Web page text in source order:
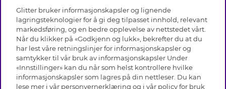
INFO
Vilkår
Personvern
Cookies
Medlemsvilkår
Jobb hos Glitter
OM GLITTER
Black Friday
Våre butikker
Varemerker
HJELP
Vanlige spørsmål
Glitter bruker informasjonskapsler og lignende
lagringsteknologier for å gi deg tilpasset innhold, relevant
markedsføring, og en bedre opplevelse av nettstedet vårt.
Når du klikker på «Godkjenn og lukk», bekrefter du at du
har lest våre retningslinjer for informasjonskapsler og
samtykker til vår bruk av informasjonskapsler Under
«Innstillinger» kan du når som helst kontrollere hvilke
informasjonskapsler som lagres på din nettleser. Du kan
lese mer i vår personvernerklæring og i vår policy for bruk